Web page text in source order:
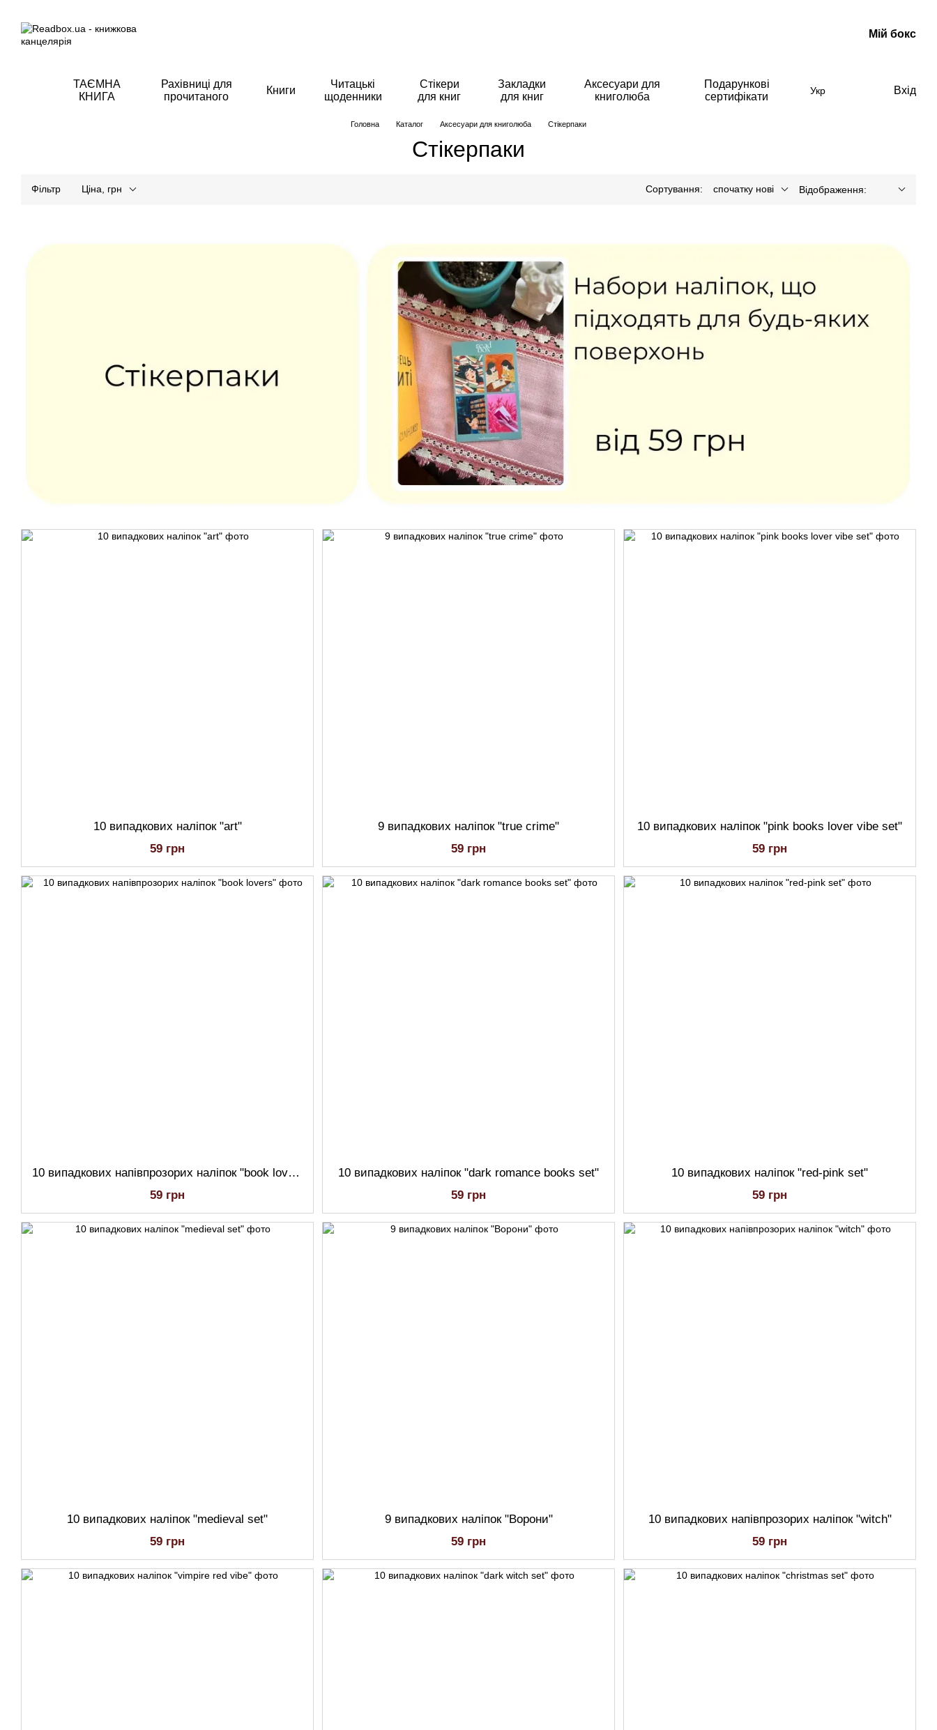
Мій бокс
ТАЄМНА
КНИГА
Рахівниці для
прочитаного
Книги
Читацькі
щоденники
Стікери
для книг
Закладки
для книг
Аксесуари для
книголюба
Подарункові
сертифікати
Укр Вхід
Головна Каталог Аксесуари для книголюба Стікерпаки
Стікерпаки
Фільтр Ціна, грн Сортування: спочатку нові Відображення:
10 випадкових наліпок "art"
59 грн
9 випадкових наліпок "true crime"
59 грн
10 випадкових наліпок "pink books lover vibe set"
59 грн
10 випадкових напівпрозорих наліпок "book lovers"
59 грн
10 випадкових наліпок "dark romance books set"
59 грн
10 випадкових наліпок "red-pink set"
59 грн
10 випадкових наліпок "medieval set"
59 грн
9 випадкових наліпок "Ворони"
59 грн
10 випадкових напівпрозорих наліпок "witch"
59 грн